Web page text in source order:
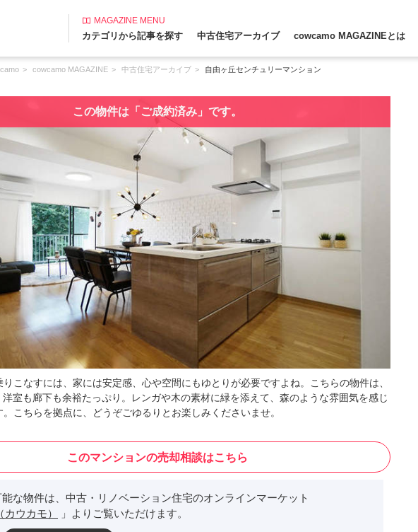
MAGAZINE MENU
カテゴリから記事を探す 中古住宅アーカイブ cowcamo MAGAZINEとは
cowcamo MAGAZINE 中古住宅アーカイブ 自由ヶ丘センチュリーマンション
この物件は「ご成約済み」です。
りこなすには、家には安定感、心や空間にもゆとりが必要ですよね。こちらの物件は、
室も廊下も余裕たっぷり。レンガや木の素材に緑を添えて、森のような雰囲気を感じ
こちらを拠点に、どうぞごゆるりとお楽しみくださいませ。
このマンションの売却相談はこちら
な物件は、中古・リノベーション住宅のオンラインマーケット
ウカモ） 」よりご覧いただけます。